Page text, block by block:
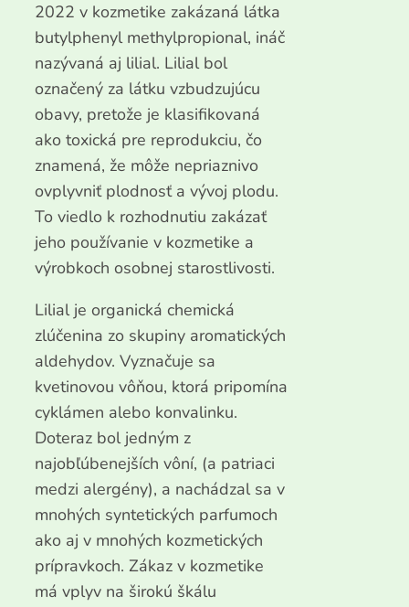
2022 v kozmetike zakázaná látka
butylphenyl methylpropional, ináč
nazývaná aj lilial. Lilial bol
označený za látku vzbudzujúcu
obavy, pretože je klasifikovaná
ako toxická pre reprodukciu, čo
znamená, že môže nepriaznivo
ovplyvniť plodnosť a vývoj plodu.
To viedlo k rozhodnutiu zakázať
jeho používanie v kozmetike a
výrobkoch osobnej starostlivosti.
Lilial je organická chemická
zlúčenina zo skupiny aromatických
aldehydov. Vyznačuje sa
kvetinovou vôňou, ktorá pripomína
cyklámen alebo konvalinku.
Doteraz bol jedným z
najobľúbenejších vôní, (a patriaci
medzi alergény), a nachádzal sa v
mnohých syntetických parfumoch
ako aj v mnohých kozmetických
prípravkoch. Zákaz v kozmetike
má vplyv na širokú škálu